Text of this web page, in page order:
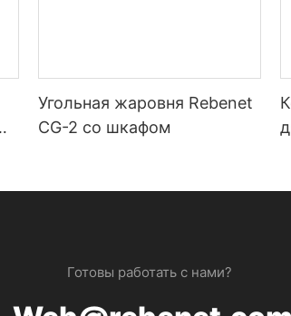
Угольная жаровня Rebenet
CG-2 со шкафом
Готовы работать с нами?